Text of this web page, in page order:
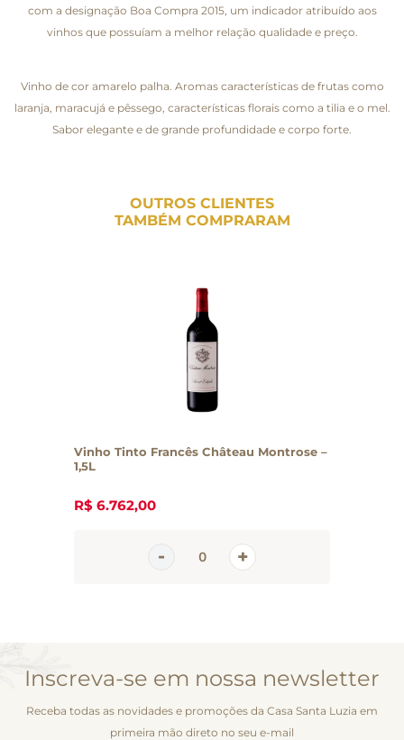
com a designação Boa Compra 2015, um indicador atribuído aos
vinhos que possuíam a melhor relação qualidade e preço.
Vinho de cor amarelo palha. Aromas características de frutas como
laranja, maracujá e pêssego, características florais como a tilia e o mel.
Sabor elegante e de grande profundidade e corpo forte.
OUTROS CLIENTES
TAMBÉM COMPRARAM
Vinho Tinto Francês Château Montrose –
1,5L
R$ 6.762,00
Inscreva-se em nossa newsletter
Receba todas as novidades e promoções da Casa Santa Luzia em
primeira mão direto no seu e-mail